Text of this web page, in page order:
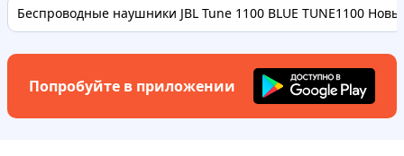
Беспроводные наушники JBL Tune 1100 BLUE TUNE1100
Попробуйте в приложении